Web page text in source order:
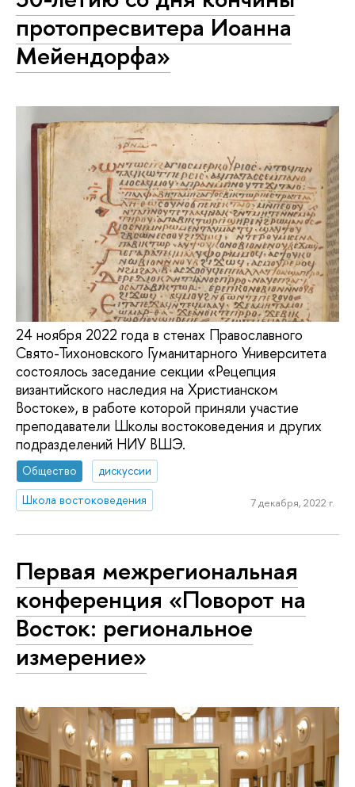
протопресвитера Иоанна
Мейендорфа»
24 ноября 2022 года в стенах Православного
Свято-Тихоновского Гуманитарного Университета
состоялось заседание секции «Рецепция
византийского наследия на Христианском
Востоке», в работе которой приняли участие
преподаватели Школы востоковедения и других
подразделений НИУ ВШЭ.
Общество
дискуссии
Школа востоковедения
7 декабря, 2022 г.
Первая межрегиональная
конференция «Поворот на
Восток: региональное
измерение»